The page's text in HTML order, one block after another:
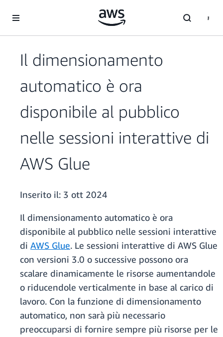
Il dimensionamento
automatico è ora
disponibile al pubblico
nelle sessioni interattive di
AWS Glue
Inserito il: 3 ott 2024
Il dimensionamento automatico è ora
disponibile al pubblico nelle sessioni interattive
di AWS Glue. Le sessioni interattive di AWS Glue
con versioni 3.0 o successive possono ora
scalare dinamicamente le risorse aumentandole
o riducendole verticalmente in base al carico di
lavoro. Con la funzione di dimensionamento
automatico, non sarà più necessario
preoccuparsi di fornire sempre più risorse per le